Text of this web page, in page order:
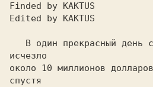
Finded by KAKTUS
Edited by KAKTUS
исчезло
около 10 миллионов
спустя